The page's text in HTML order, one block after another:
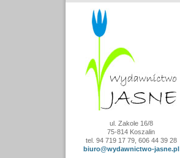
ul. Zakole 16/8
75-814 Koszalin
tel. 94 719 17 79, 606 44 39 28
biuro@wydawnictwo-jasne.pl